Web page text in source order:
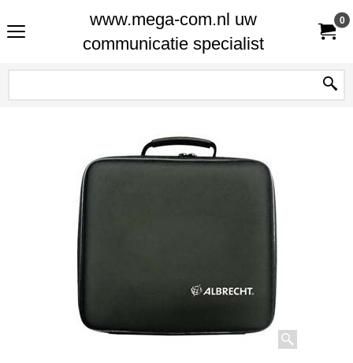
www.mega-com.nl uw
communicatie specialist
0